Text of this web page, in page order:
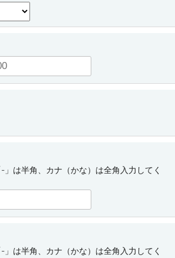
は半角、カナ（かな）は全角入力してく
は半角、カナ（かな）は全角入力してく